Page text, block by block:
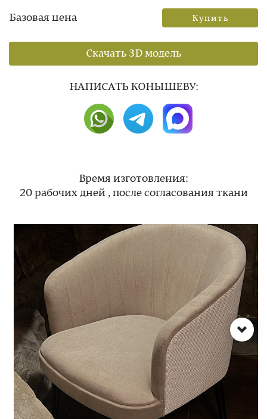
Базовая цена Купить
Скачать 3D модель
НAПИСАТЬ КОНЫШЕВУ:
Время изготовления:
20 рабочих дней , после согласования ткани